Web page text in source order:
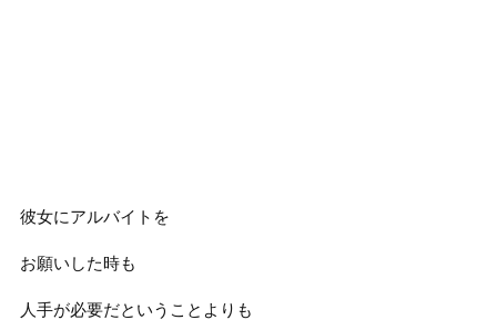
彼女にアルバイトを
お願いした時も
人手が必要だということよりも